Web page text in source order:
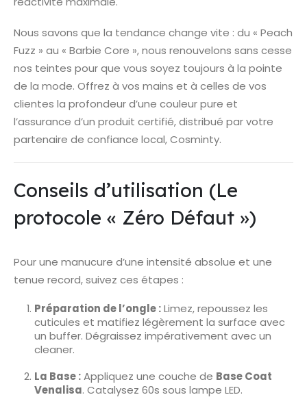
Nous savons que la tendance change vite : du « Peach
Fuzz » au « Barbie Core », nous renouvelons sans cesse
nos teintes pour que vous soyez toujours à la pointe
de la mode. Offrez à vos mains et à celles de vos
clientes la profondeur d’une couleur pure et
l’assurance d’un produit certifié, distribué par votre
partenaire de confiance local, Cosminty.
Conseils d’utilisation (Le
protocole « Zéro Défaut »)
Pour une manucure d’une intensité absolue et une
tenue record, suivez ces étapes :
Préparation de l’ongle :Limez, repoussez les
cuticules et matifiez légèrement la surface avec
un buffer. Dégraissez impérativement avec un
cleaner.
La Base :Appliquez une couche de Base Coat
Venalisa. Catalysez 60s sous lampe LED.